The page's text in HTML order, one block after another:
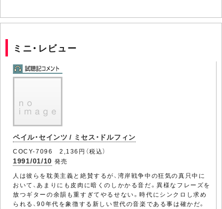
ミニ・レビュー
ペイル・セインツ / ミセス・ドルフィン
COCY-7096 2,136円（税込）
1991/01/10 発売
人は彼らを耽美主義と絶賛するが、湾岸戦争中の狂気の真只中に
おいて、あまりにも皮肉に暗くのしかかる音だ。異様なフレーズを
放つギターの余韻も重すぎてやるせない。時代にシンクロし求め
られる、90年代を象徴する新しい世代の音楽である事は確かだ。